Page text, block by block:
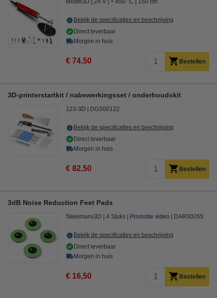
Modifi3D 24 V + 450 °C 150 cm
Bekijk de specificaties en beschrijving
Direct leverbaar
Morgen in huis
€ 74,50 Bestellen
3D-printerstartkit / nabewerkingsset / onderhoudskit
123-3D DGS00122
Bekijk de specificaties en beschrijving
Direct leverbaar
Morgen in huis
€ 82,50 Bestellen
3dB Noise Reduction Feet Pads
Steelmans3D 4 Stuks Promotie video DAR00265
Bekijk de specificaties en beschrijving
Direct leverbaar
Morgen in huis
€ 16,50 Bestellen